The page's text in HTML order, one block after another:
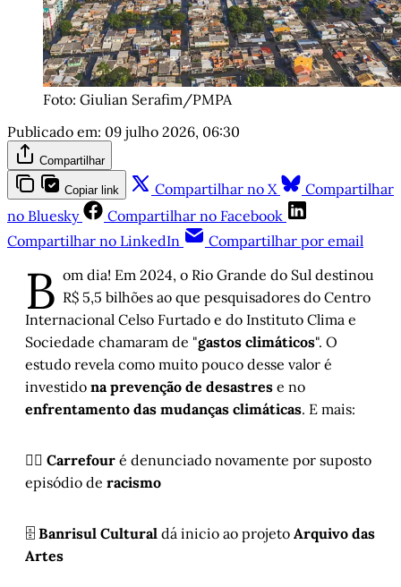
Foto: Giulian Serafim/PMPA
Publicado em: 09 julho 2026, 06:30
Compartilhar
Copiar link Compartilhar no X
Compartilhar
no Bluesky
Compartilhar no Facebook
Compartilhar no LinkedIn
Compartilhar por email
B om dia! Em 2024, o Rio Grande do Sul destinou
R$ 5,5 bilhões ao que pesquisadores do Centro
Internacional Celso Furtado e do Instituto Clima e
Sociedade chamaram de "gastos climáticos". O
estudo revela como muito pouco desse valor é
investido na prevenção de desastres e no
enfrentamento das mudanças climáticas. E mais:
✊🏾 Carrefour é denunciado novamente por suposto
episódio de racismo
🗄️ Banrisul Cultural dá inicio ao projeto Arquivo das
Artes